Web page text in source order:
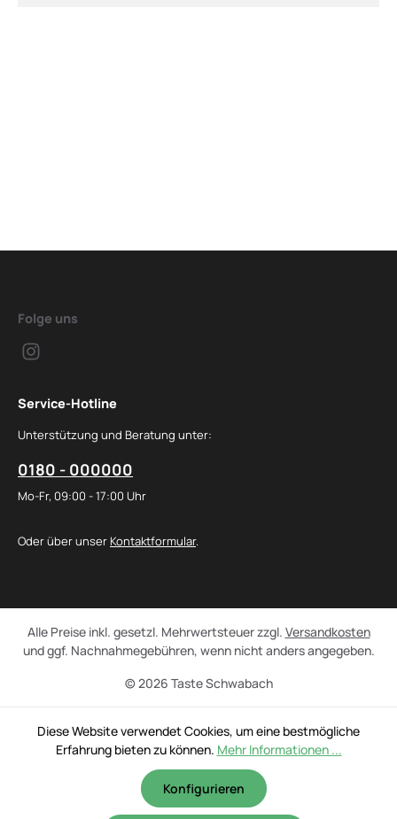
Folge uns
Service-Hotline
Unterstützung und Beratung unter:
0180 - 000000
Mo-Fr, 09:00 - 17:00 Uhr
Oder über unser Kontaktformular.
© 2026 Taste Schwabach
Alle Preise inkl. gesetzl. Mehrwertsteuer zzgl. Versandkosten
und ggf. Nachnahmegebühren, wenn nicht anders angegeben.
Diese Website verwendet Cookies, um eine bestmögliche
Erfahrung bieten zu können. Mehr Informationen ...
Konfigurieren